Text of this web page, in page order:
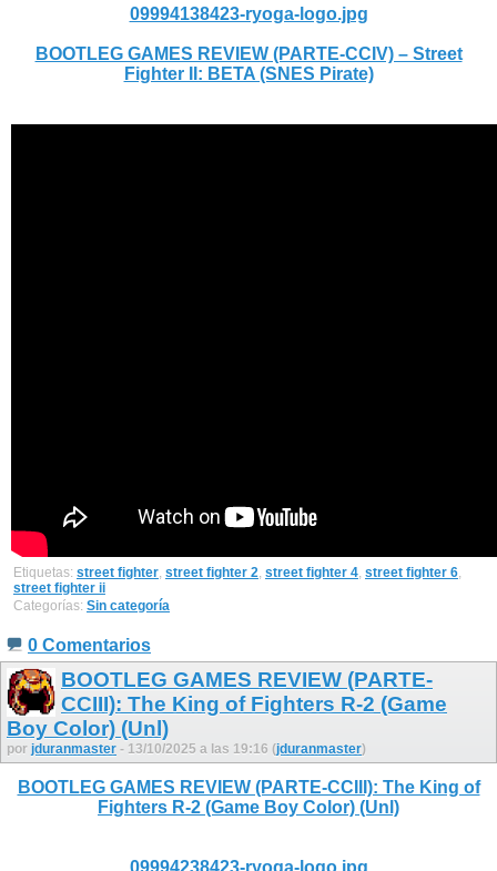
09994138423-ryoga-logo.jpg
BOOTLEG GAMES REVIEW (PARTE-CCIV) – Street
Fighter II: BETA (SNES Pirate)
Etiquetas: street fighter, street fighter 2, street fighter 4, street fighter 6,
street fighter ii
Categorías: Sin categoría
0 Comentarios
BOOTLEG GAMES REVIEW (PARTE-
CCIII): The King of Fighters R-2 (Game
Boy Color) (Unl)
por jduranmaster - 13/10/2025 a las 19:16 (jduranmaster)
BOOTLEG GAMES REVIEW (PARTE-CCIII): The King of
Fighters R-2 (Game Boy Color) (Unl)
09994238423-ryoga-logo.jpg